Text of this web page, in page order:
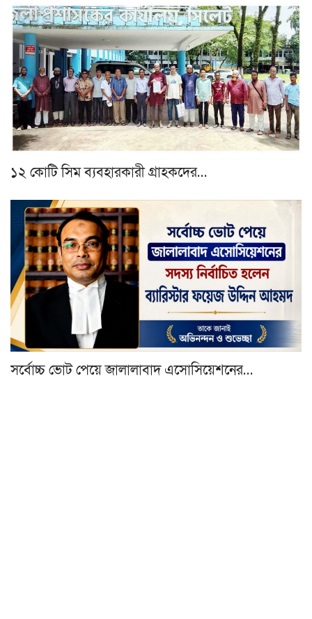
১২ কোটি সিম ব্যবহারকারী গ্রাহকদের…
সর্বোচ্চ ভোট পেয়ে জালালাবাদ এসোসিয়েশনের…